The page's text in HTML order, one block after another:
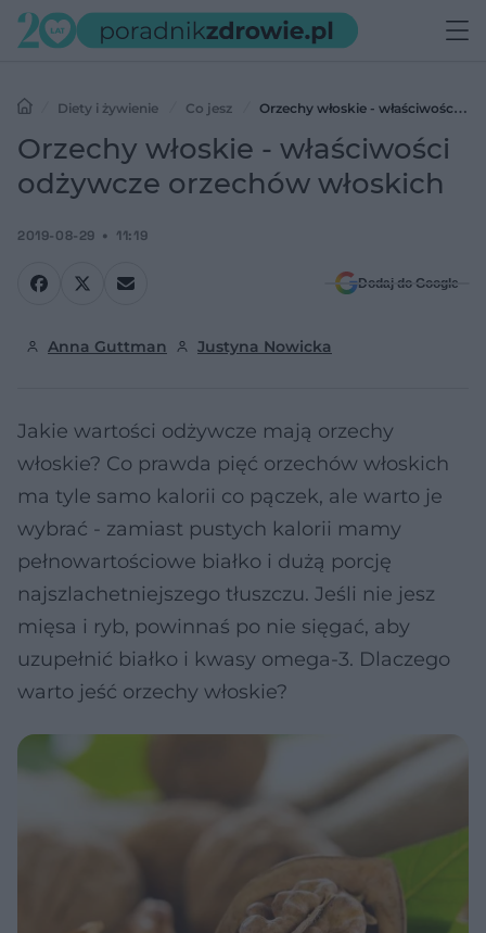
Diety i żywienie Co jesz
Orzechy włoskie - właściwości
odżywcze orzechów włoskich
Orzechy włoskie - właściwości
odżywcze orzechów włoskich
2019-08-29 11:19
Dodaj do Google
Anna Guttman Justyna Nowicka
Jakie wartości odżywcze mają orzechy
włoskie? Co prawda pięć orzechów włoskich
ma tyle samo kalorii co pączek, ale warto je
wybrać - zamiast pustych kalorii mamy
pełnowartościowe białko i dużą porcję
najszlachetniejszego tłuszczu. Jeśli nie jesz
mięsa i ryb, powinnaś po nie sięgać, aby
uzupełnić białko i kwasy omega-3. Dlaczego
warto jeść orzechy włoskie?